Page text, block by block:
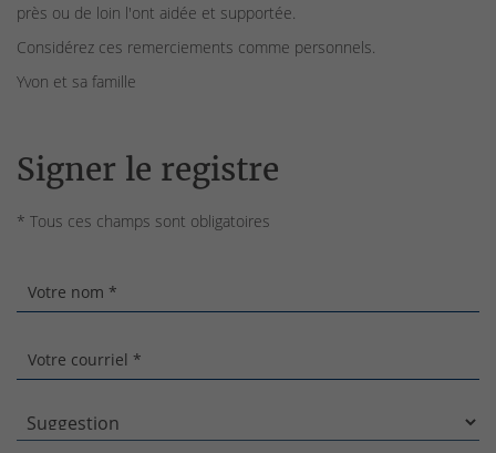
près ou de loin l'ont aidée et supportée.
Considérez ces remerciements comme personnels.
Yvon et sa famille
Signer le registre
* Tous ces champs sont obligatoires
Votre nom *
Votre courriel *